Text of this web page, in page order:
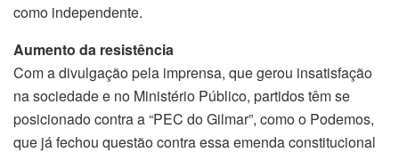
como independente.
Aumento da resistência
Com a divulgação pela imprensa, que gerou insatisfação
na sociedade e no Ministério Público, partidos têm se
posicionado contra a “PEC do Gilmar”, como o Podemos,
que já fechou questão contra essa emenda constitucional